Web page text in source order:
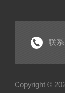
联
Copyright ©